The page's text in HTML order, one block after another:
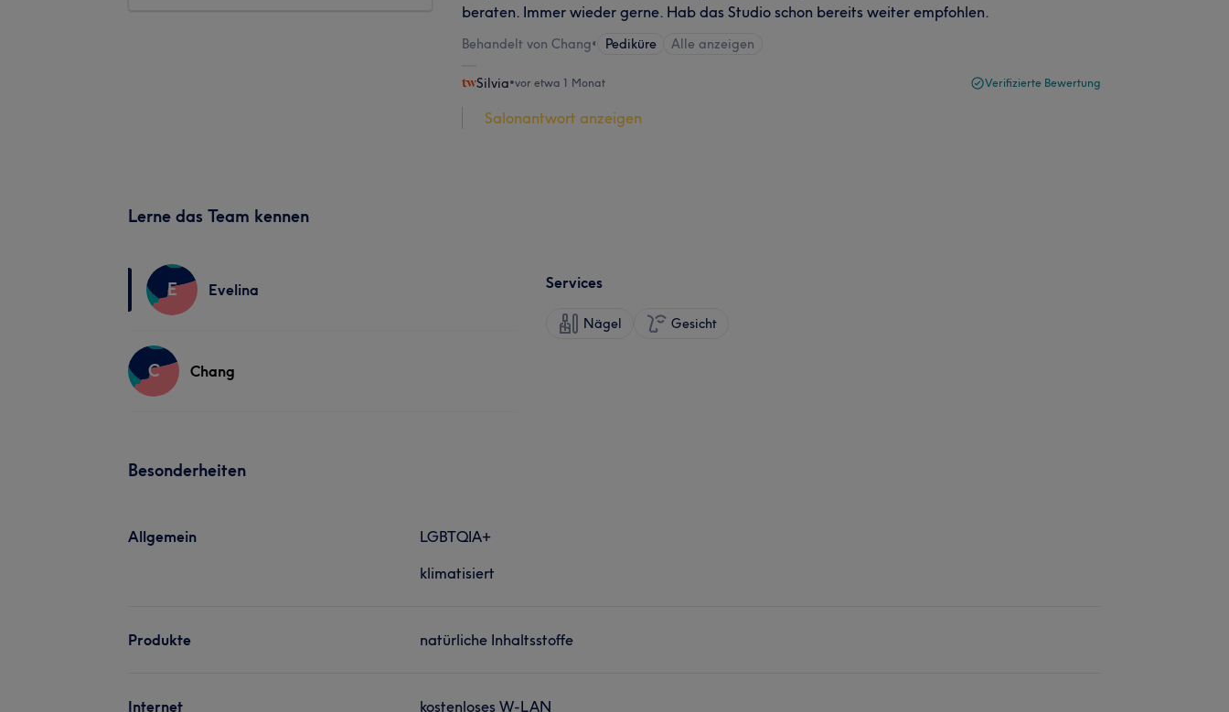
beraten. Immer wieder gerne. Hab das Studio schon bereits weiter empfohlen.
Behandelt von Chang• Pediküre Alle anzeigen
Silvia•vor etwa 1 Monat Verifizierte Bewertung
Salonantwort anzeigen
Lerne das Team kennen
E Evelina
C Chang
Services
Nägel Gesicht
Besonderheiten
Allgemein
LGBTQIA+
klimatisiert
Produkte natürliche Inhaltsstoffe
Internet kostenloses W-LAN